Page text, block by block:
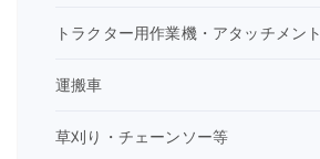
トラクター用作業機・アタッチメント
運搬車
草刈り・チェーンソー等